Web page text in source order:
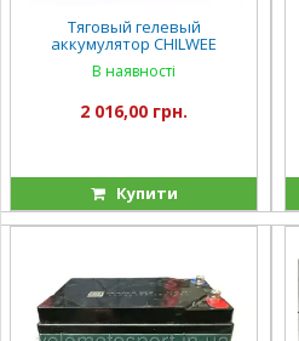
Тяговый гелевый
аккумулятор CHILWEE
CW1225EB- 25A/H
В наявності
2 016,00 грн.
Купити